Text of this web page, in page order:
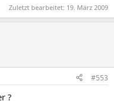
Zuletzt bearbeitet: 19. März 2009
#553
?